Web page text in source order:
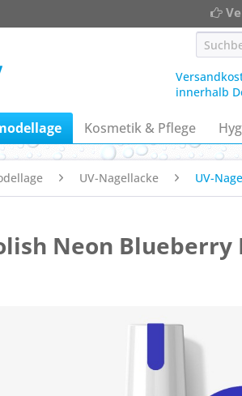
innerhalb
Kosmetik & Pflege
UV-Nagellacke UV-
Neon Blueberry